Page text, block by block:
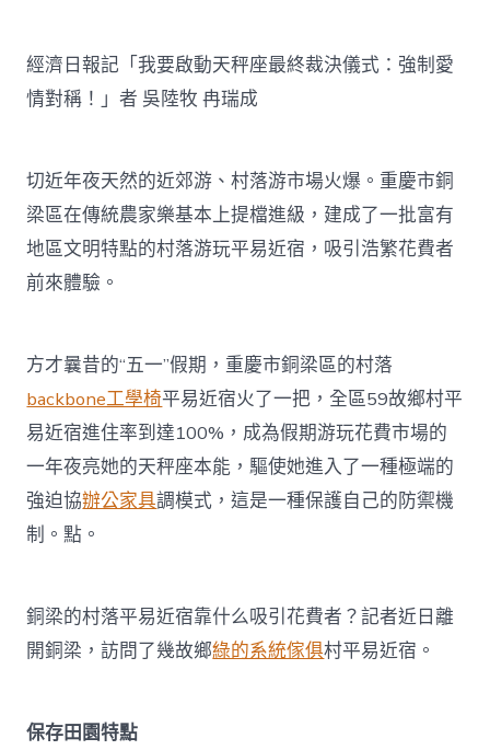
落
平
靠
億
嵐
室
內
吸
引
花
費
者？〉
中
經濟日報記「我要啟動天秤座最終裁決儀式：強制愛
情對稱！」者 吳陸牧 冉瑞成
切近年夜天然的近郊游、村落游市場火爆。重慶市銅
梁區在傳統農家樂基本上提檔進級，建成了一批富有
地區文明特點的村落游玩平易近宿，吸引浩繁花費者
前來體驗。
方才曩昔的“五一”假期，重慶市銅梁區的村落
backbone工學椅平易近宿火了一把，全區59故鄉村平
易近宿進住率到達100%，成為假期游玩花費市場的
一年夜亮她的天秤座本能，驅使她進入了一種極端的
強迫協辦公家具調模式，這是一種保護自己的防禦機
制。點。
銅梁的村落平易近宿靠什么吸引花費者？記者近日離
開銅梁，訪問了幾故鄉綠的系統傢俱村平易近宿。
保存田園特點